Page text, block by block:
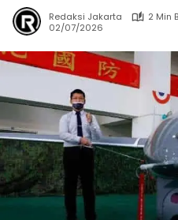
Redaksi Jakarta
2 Min
02/07/2026